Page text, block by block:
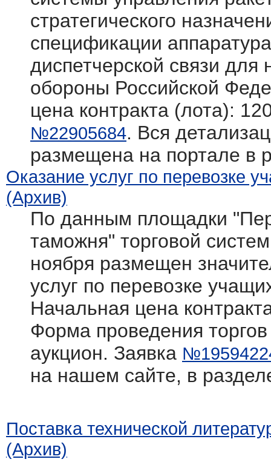
стратегического
спецификации
диспетчерской связи
обороны Российской
цена контракта (лота):
№22905684. Вся
размещена на портале в
Оказание услуг по перевозке
(Архив)
По данным площадки
таможня" торговой
ноября размещен
услуг по перевозке
Начальная цена
Форма проведения
аукцион. Заявка
на нашем сайте, в
Поставка технической
(Архив)